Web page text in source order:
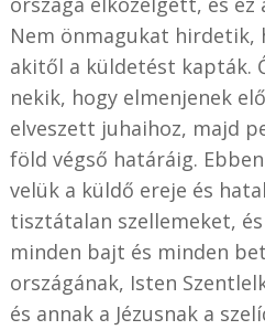
Nem önmagukat hirdetik,
akitől a küldetést kapták.
nekik, hogy elmenjenek
elveszett juhaihoz, majd
föld végső határáig.
velük a küldő ereje és
tisztátalan szellemeket,
minden bajt és minden
országának, Isten
és annak a Jézusnak a